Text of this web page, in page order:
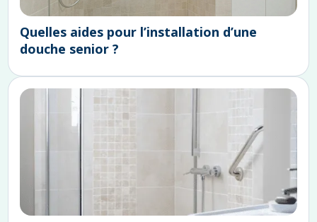
Quelles aides pour l’installation d’une
douche senior ?